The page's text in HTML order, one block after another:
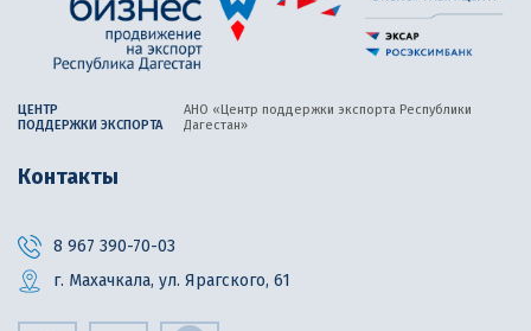
ЦЕНТР
ПОДДЕРЖКИ ЭКСПОРТА
АНО «Центр поддержки экспорта Республики
Дагестан»
Контакты
8 967 390-70-03
г. Махачкала, ул. Ярагского, 61